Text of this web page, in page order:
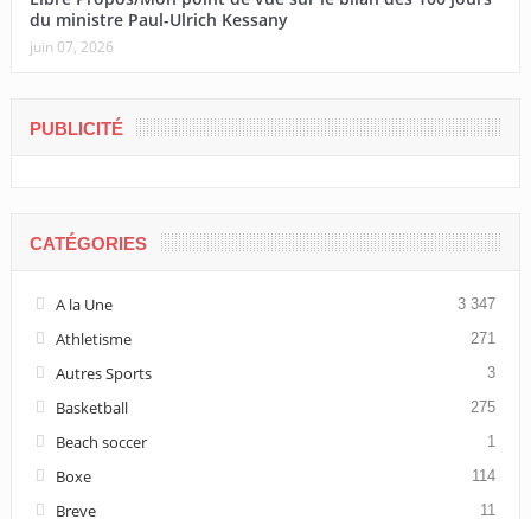
du ministre Paul-Ulrich Kessany
juin 07, 2026
PUBLICITÉ
CATÉGORIES
A la Une 3 347
Athletisme 271
Autres Sports 3
Basketball 275
Beach soccer 1
Boxe 114
Breve 11